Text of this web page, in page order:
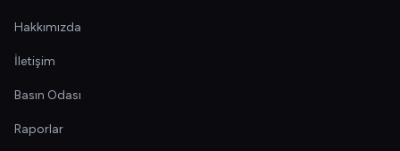
Hakkımızda
İletişim
Basın Odası
Raporlar